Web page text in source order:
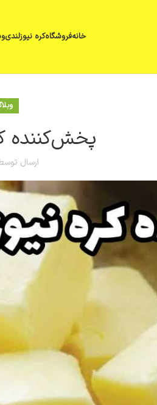
خانهفروشگاهکره نیوزلندی
پخش‌کننده
ارسال